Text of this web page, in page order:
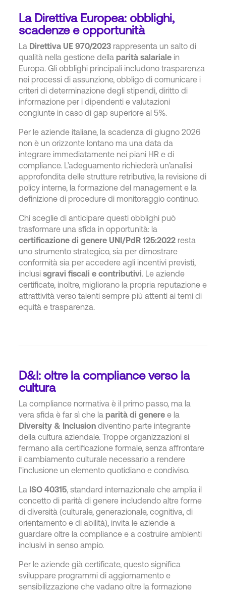
La Direttiva Europea: obblighi,
scadenze e opportunità
La Direttiva UE 970/2023 rappresenta un salto di
qualità nella gestione dellaparità salariale in
Europa. Gli obblighi principali includono trasparenza
nei processi di assunzione, obbligo di comunicare i
criteri di determinazione degli stipendi, diritto di
informazione per i dipendenti e valutazioni
congiunte in caso di gap superiore al 5%.
Per le aziende italiane, la scadenza di giugno 2026
non è un orizzonte lontano ma una data da
integrare immediatamente nei piani HR e di
compliance. L’adeguamento richiederà un’analisi
approfondita delle strutture retributive, la revisione di
policy interne, la formazione del management e la
definizione di procedure di monitoraggio continuo.
Chi sceglie di anticipare questi obblighi può
trasformare una sfida in opportunità: la
certificazione di genere UNI/PdR 125:2022 resta
uno strumento strategico, sia per dimostrare
conformità sia per accedere agli incentivi previsti,
inclusisgravi fiscali e contributivi . Le aziende
certificate, inoltre, migliorano la propria reputazione e
attrattività verso talenti sempre più attenti ai temi di
equità e trasparenza.
D&I: oltre la compliance verso la
cultura
La compliance normativa è il primo passo, ma la
vera sfida è far sì che laparità di genere e la
Diversity & Inclusion diventino parte integrante
della cultura aziendale. Troppe organizzazioni si
fermano alla certificazione formale, senza affrontare
il cambiamento culturale necessario a rendere
l’inclusione un elemento quotidiano e condiviso.
La ISO 40315 , standard internazionale che amplia il
concetto di parità di genere includendo altre forme
di diversità (culturale, generazionale, cognitiva, di
orientamento e di abilità), invita le aziende a
guardare oltre la compliance e a costruire ambienti
inclusivi in senso ampio.
Per le aziende già certificate, questo significa
sviluppare programmi di aggiornamento e
sensibilizzazione che vadano oltre la formazione